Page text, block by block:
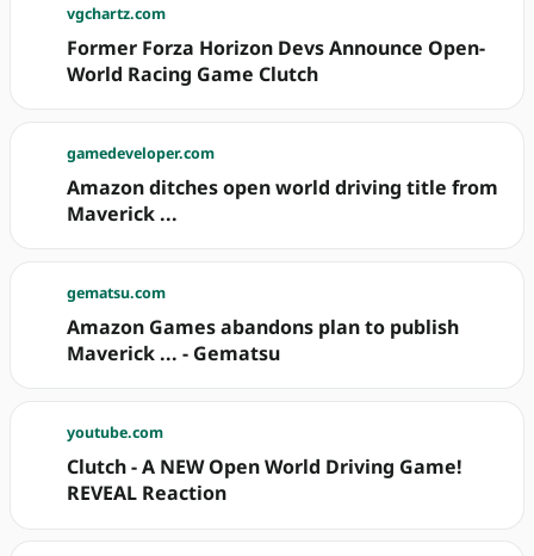
vgchartz.com
Former Forza Horizon Devs Announce Open-
World Racing Game Clutch
gamedeveloper.com
Amazon ditches open world driving title from
Maverick ...
gematsu.com
Amazon Games abandons plan to publish
Maverick ... - Gematsu
youtube.com
Clutch - A NEW Open World Driving Game!
REVEAL Reaction